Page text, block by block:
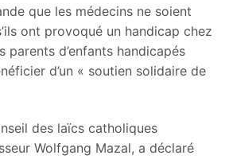
que les médecins ne soient
ont provoqué un handicap chez
parents d’enfants handicapés
d’un « soutien solidaire de
des laïcs catholiques
Wolfgang Mazal, a déclaré